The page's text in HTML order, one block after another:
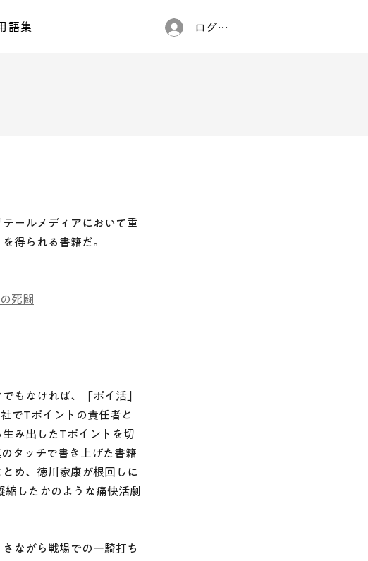
語集 ログイン
ールメディアにおいて重
得られる書籍だ。
死闘
もなければ、「ポイ活」
でTポイントの責任者と
み出したTポイントを切
タッチで書き上げた書籍
め、徳川家康が根回しに
したかのような痛快活劇
ながら戦場での一騎打ち